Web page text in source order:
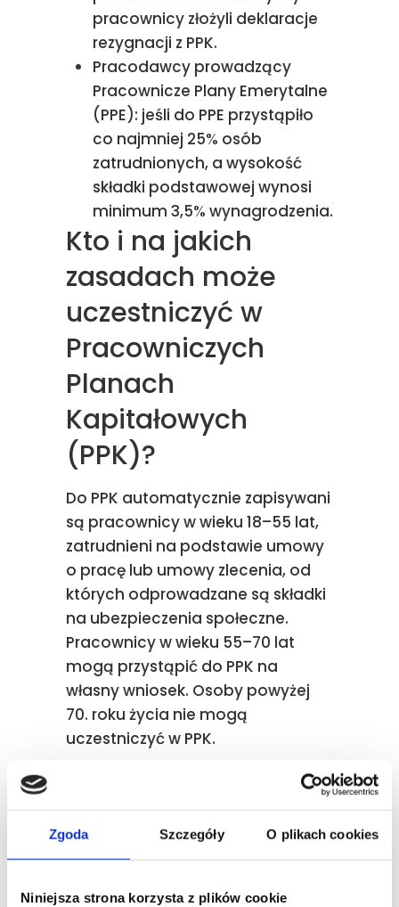
Zgoda Szczegóły O plikach cookies
Niniejsza strona korzysta z plików cookie
pracownicy złożyli deklaracje
rezygnacji z PPK.
Pracodawcy prowadzący
Pracownicze Plany Emerytalne
(PPE): jeśli do PPE przystąpiło
co najmniej 25% osób
zatrudnionych, a wysokość
składki podstawowej wynosi
minimum 3,5% wynagrodzenia.
Kto i na jakich
zasadach może
uczestniczyć w
Pracowniczych
Planach
Kapitałowych
(PPK)?
Do PPK automatycznie zapisywani
są pracownicy w wieku 18–55 lat,
zatrudnieni na podstawie umowy
o pracę lub umowy zlecenia, od
których odprowadzane są składki
na ubezpieczenia społeczne.
Pracownicy w wieku 55–70 lat
mogą przystąpić do PPK na
własny wniosek. Osoby powyżej
70. roku życia nie mogą
uczestniczyć w PPK.
PPK, składając odpowiednią
deklarację. Rezygnacja nie zwalnia
zawarcia umowy o zarządzanie